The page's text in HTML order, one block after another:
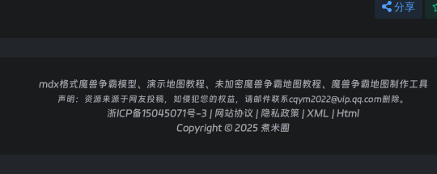
分享
mdx格式魔兽争霸模型、演示地图教程、未加密魔兽争霸地图教程、魔兽争霸地图制作工具
声明： 资源来源于网友投稿，如侵犯您的权益，请邮件联系cqym2022@vip.qq.com删除。
浙ICP备15045071号-3 | 网站协议 | 隐私政策 | XML | Html
Copyright © 2025 煮米圈